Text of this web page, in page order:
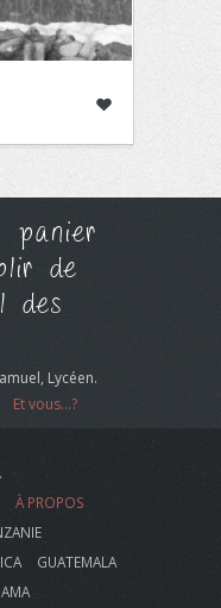
panier
de
des
Lycéen.
Et vous...?
À PROPOS
GUATEMALA